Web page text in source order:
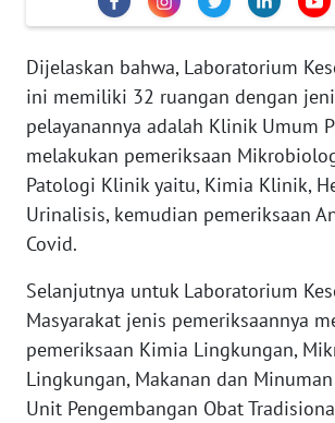
Dijelaskan bahwa, Laboratorium
ini memiliki 32 ruangan dengan
pelayanannya adalah Klinik Umum
melakukan pemeriksaan
Patologi Klinik yaitu, Kimia Klinik,
Urinalisis, kemudian pemeriksaan
Covid.
Selanjutnya untuk Laboratorium
Masyarakat jenis pemeriksaannya
pemeriksaan Kimia Lingkungan,
Lingkungan, Makanan dan
Unit Pengembangan Obat
KAMI
PEDOMAN
MEDIA
SIBER
REDAKSI
KARIR
DISCLAIMER
Wahana
News
Regional